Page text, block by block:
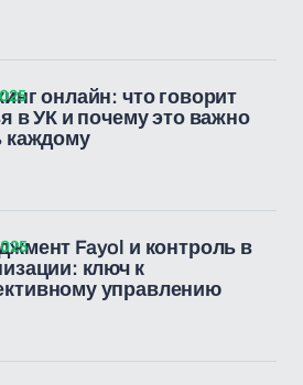
онлайн: что говорит
в УК и почему это важно
каждому
Fayol и контроль в
ключ к
управлению